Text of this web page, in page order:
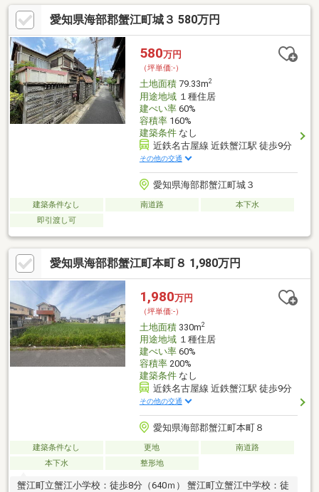
快適な住まいづくりが可能です。〇のびのびとした時間を過ごせ
る穏やかで心安らぐ住環境です。■■■【周辺環境】■■■〇ピアゴ
阿久比北店 約590ｍ（徒歩約8分）〇スギ薬局阿久比店 約610
ｍ（徒歩約8分）〇ドン・キホーテユーストア阿久比北店 約580
ｍ（徒歩約8分）〇ファミリーマート阿久比インター店 約
1.7km（車で約5分）
愛知県海部郡蟹江町城３ 580万円
580万円
（坪単価:-）
土地面積79.33m2
用途地域１種住居
建ぺい率60%
容積率160%
建築条件なし
近鉄名古屋線 近鉄蟹江駅 徒歩9分
その他の交通
愛知県海部郡蟹江町城３
建築条件なし 南道路
本下水
即引渡し可
愛知県海部郡蟹江町本町８ 1,980万円
1,980万円
（坪単価:-）
土地面積330m2
用途地域１種住居
建ぺい率60%
容積率200%
建築条件なし
近鉄名古屋線 近鉄蟹江駅 徒歩9分
その他の交通
愛知県海部郡蟹江町本町８
建築条件なし 更地
南道路
本下水
整形地
蟹江町立蟹江小学校：徒歩8分（640ｍ） 蟹江町立蟹江中学校：徒